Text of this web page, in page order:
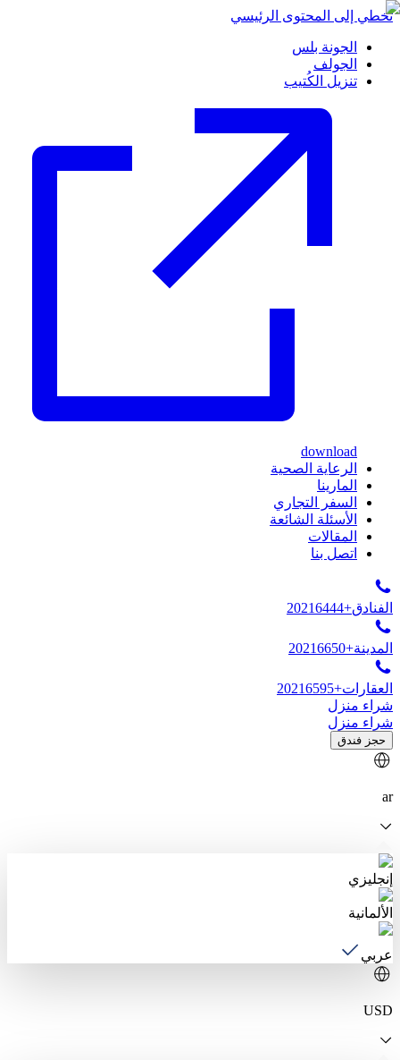
تخطي إلى المحتوى الرئيسي
الجونة بلس
الجولف
تنزيل الكُتيب
download
الرعاية الصحية
المارينا
السفر التجاري
الأسئلة الشائعة
المقالات
اتصل بنا
الفنادق+20216444
المدينة+20216650
العقارات+20216595
شراء منزل
شراء منزل
حجز فندق
ar
إنجليزي
الألمانية
عربي
USD